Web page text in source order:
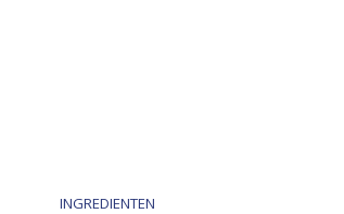
INGREDIENTEN